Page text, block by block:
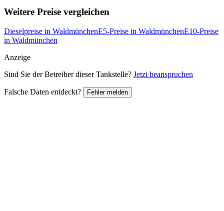
Weitere Preise vergleichen
Dieselpreise in WaldmünchenE5-Preise in WaldmünchenE10-Preise
in Waldmünchen
Anzeige
Sind Sie der Betreiber dieser Tankstelle? Jetzt beanspruchen
Falsche Daten entdeckt? Fehler melden